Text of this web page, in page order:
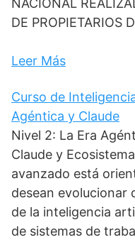
NACIONAL
DE PROPIETARIOS
Leer Más
Curso de
Agéntica y Claude
Nivel 2: La Era
Claude y
avanzado está
desean evolucionar
de la inteligencia
de sistemas de